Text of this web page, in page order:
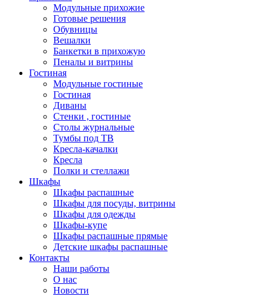
Модульные прихожие
Готовые решения
Обувницы
Вешалки
Банкетки в прихожую
Пеналы и витрины
Гостиная
Модульные гостиные
Гостиная
Диваны
Стенки , гостиные
Столы журнальные
Тумбы под ТВ
Кресла-качалки
Кресла
Полки и стеллажи
Шкафы
Шкафы распашные
Шкафы для посуды, витрины
Шкафы для одежды
Шкафы-купе
Шкафы распашные прямые
Детские шкафы распашные
Контакты
Наши работы
О нас
Новости